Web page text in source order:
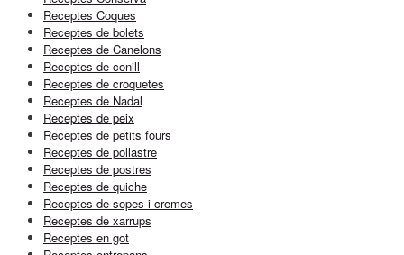
Receptes Coques
Receptes de bolets
Receptes de Canelons
Receptes de conill
Receptes de croquetes
Receptes de Nadal
Receptes de peix
Receptes de petits fours
Receptes de pollastre
Receptes de postres
Receptes de quiche
Receptes de sopes i cremes
Receptes de xarrups
Receptes en got